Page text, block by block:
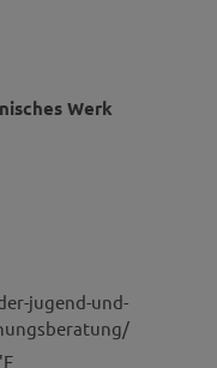
Werk
jugend-und-